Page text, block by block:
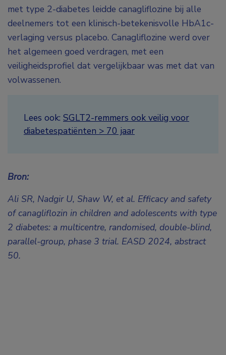
met type 2-diabetes leidde canagliflozine bij alle
deelnemers tot een klinisch-betekenisvolle HbA1c-
verlaging versus placebo. Canagliflozine werd over
het algemeen goed verdragen, met een
veiligheidsprofiel dat vergelijkbaar was met dat van
volwassenen.
Lees ook: SGLT2-remmers ook veilig voor
diabetespatiënten > 70 jaar
Bron:
Ali SR, Nadgir U, Shaw W, et al. Efficacy and safety
of canagliflozin in children and adolescents with type
2 diabetes: a multicentre, randomised, double-blind,
parallel-group, phase 3 trial. EASD 2024, abstract
50.